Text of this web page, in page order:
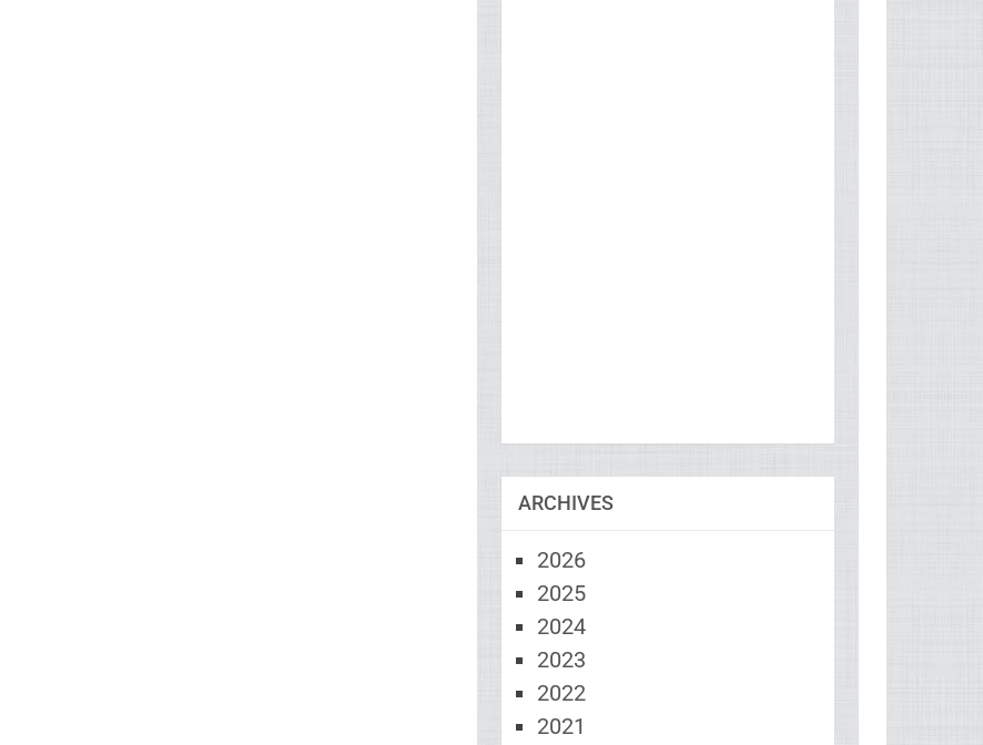
ARCHIVES
2026
2025
2024
2023
2022
2021